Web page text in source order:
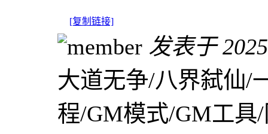
[复制链接]
发表于
大道无争/八界弑仙/
程/GM模式/GM工具